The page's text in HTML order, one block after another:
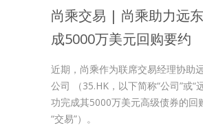
尚乘交易 | 尚乘助力远
成5000万美元回购要约
近期，尚乘作为联席交易经理协助
公司 （35.HK，以下简称“公司”或“
功完成其5000万美元高级债券的回
“交易”）。